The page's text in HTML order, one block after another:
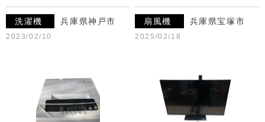
洗濯機 兵庫県神戸市
2023/02/10
扇風機 兵庫県宝塚市
2025/02/18